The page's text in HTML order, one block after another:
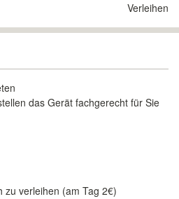
Verleihen
das Gerät fachgerecht für Sie
zu verleihen (am Tag 2€)